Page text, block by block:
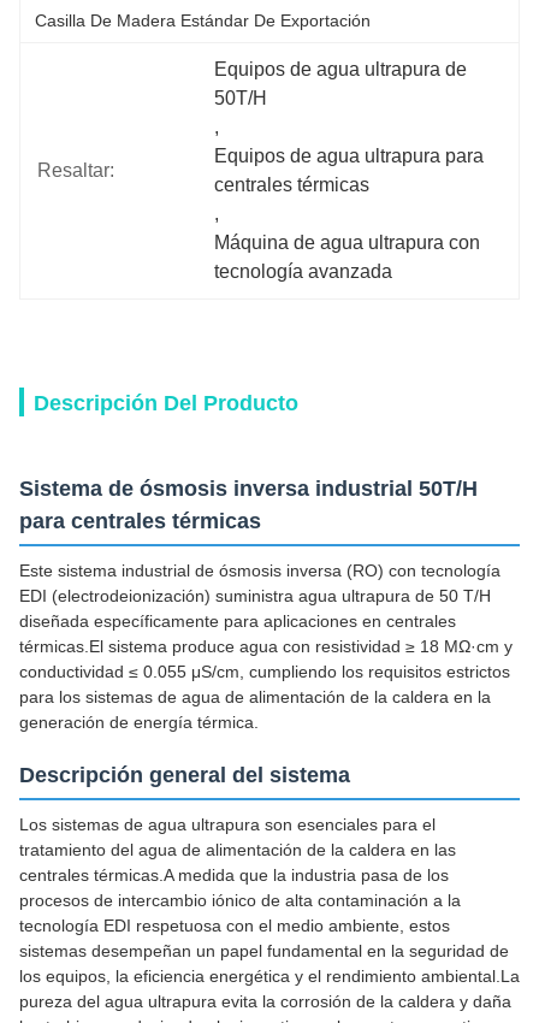
Casilla De Madera Estándar De Exportación
Resaltar:
Equipos de agua ultrapura de
50T/H
,
Equipos de agua ultrapura para
centrales térmicas
,
Máquina de agua ultrapura con
tecnología avanzada
Descripción Del Producto
Sistema de ósmosis inversa industrial 50T/H
para centrales térmicas
Este sistema industrial de ósmosis inversa (RO) con tecnología
EDI (electrodeionización) suministra agua ultrapura de 50 T/H
diseñada específicamente para aplicaciones en centrales
térmicas.El sistema produce agua con resistividad ≥ 18 MΩ·cm y
conductividad ≤ 0.055 μS/cm, cumpliendo los requisitos estrictos
para los sistemas de agua de alimentación de la caldera en la
generación de energía térmica.
Descripción general del sistema
Los sistemas de agua ultrapura son esenciales para el
tratamiento del agua de alimentación de la caldera en las
centrales térmicas.A medida que la industria pasa de los
procesos de intercambio iónico de alta contaminación a la
tecnología EDI respetuosa con el medio ambiente, estos
sistemas desempeñan un papel fundamental en la seguridad de
los equipos, la eficiencia energética y el rendimiento ambiental.La
pureza del agua ultrapura evita la corrosión de la caldera y daña